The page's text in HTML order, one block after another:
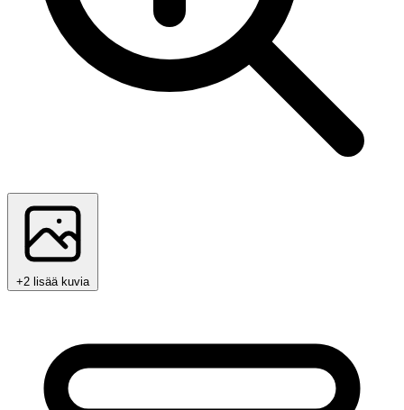
+2 lisää kuvia